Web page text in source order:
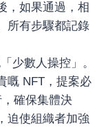
，如果通過，相
所有步驟都記錄
少數人操控」。
嘅 NFT，提案必
確保集體決
迫使組織者加強